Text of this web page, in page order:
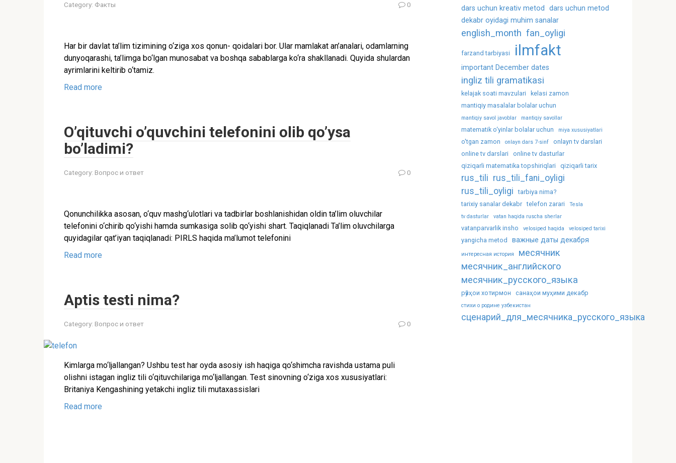
Category: Факты 0
Har bir davlat ta’lim tizimining o‘ziga xos qonun- qoidalari bor. Ular mamlakat an’analari, odamlarning
dunyoqarashi, ta’limga bo‘lgan munosabat va boshqa sabablarga ko‘ra shakllanadi. Quyida shulardan
ayrimlarini keltirib o‘tamiz.
Read more
O’qituvchi o’quvchini telefonini olib qo’ysa
bo’ladimi?
Category: Вопрос и ответ 0
Qonunchilikka asosan, o‘quv mashg‘ulotlari va tadbirlar boshlanishidan oldin ta’lim oluvchilar
telefonini o‘chirib qo‘yishi hamda sumkasiga solib qo‘yishi shart. Taqiqlanadi Ta’lim oluvchilarga
quyidagilar qat’iyan taqiqlanadi: PIRLS haqida ma’lumot telefonini
Read more
Aptis testi nima?
Category: Вопрос и ответ 0
Kimlarga mo‘ljallangan? Ushbu test har oyda asosiy ish haqiga qo‘shimcha ravishda ustama puli
olishni istagan ingliz tili o‘qituvchilariga mo‘ljallangan. Test sinovning o‘ziga xos xususiyatlari:
Britaniya Kengashining yetakchi ingliz tili mutaxassislari
Read more
dars uchun kreativ metod
dars uchun metod
dekabr oyidagi muhim sanalar
english_month fan_oyligi
farzand tarbiyasi ilmfakt
important December dates
ingliz tili gramatikasi
kelajak soati mavzulari
kelasi zamon
mantiqiy masalalar bolalar uchun
mantiqiy savol javoblar mantiqiy savollar
matematik o‘yinlar bolalar uchun miya xususiyatlari
o'tgan zamon onlayn dars 7-sinf
onlayn tv darslari
online tv darslari
online tv dasturlar
qiziqarli matematika topshiriqlari
qiziqarli tarix
rus_tili rus_tili_fani_oyligi
rus_tili_oyligi
tarbiya nima?
tarixiy sanalar dekabr telefon zarari
Tesla
tv dasturlar
vatan haqida ruscha sherlar
vatanparvarlik insho velosiped haqida velosiped tarixi
yangicha metod важные даты декабря
интересная история
месячник
месячник_английского
месячник_русского_языка
рӯзҳои хотирмон санаҳои муҳими декабр
стихи о родине узбекистан
сценарий_для_месячника_русского_языка